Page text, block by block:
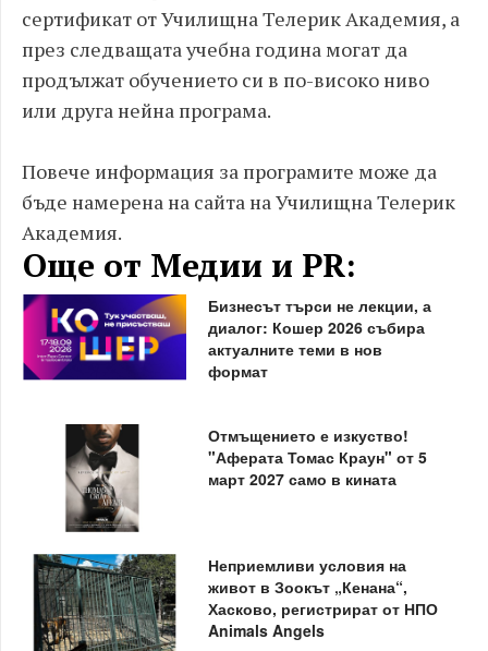
сертификат от Училищна Телерик Академия, а
през следващата учебна година могат да
продължат обучението си в по-високо ниво
или друга нейна програма.
Повече информация за програмите може да
бъде намерена на сайта на Училищна Телерик
Академия.
Още от Медии и PR:
Бизнесът търси не лекции, а
диалог: Кошер 2026 събира
актуалните теми в нов
формат
Отмъщението е изкуство!
"Аферата Томас Краун" от 5
март 2027 само в кината
Неприемливи условия на
живот в Зоокът „Кенана“,
Хасково, регистрират от НПО
Animals Angels